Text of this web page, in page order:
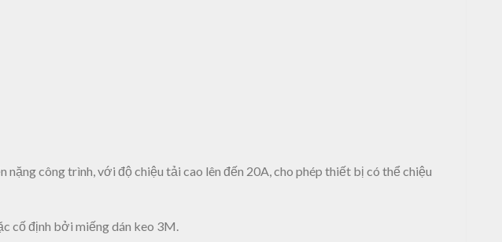
công trình, với độ chiệu tải cao lên đến 20A, cho phép thiết bị có thể chiệu
cố định bởi miếng dán keo 3M.